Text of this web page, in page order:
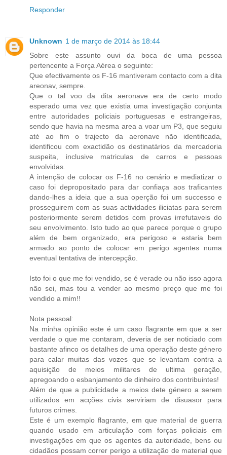
Responder
Unknown 1 de março de 2014 às 18:44
Sobre este assunto ouvi da boca de uma pessoa
pertencente a Força Aérea o seguinte:
Que efectivamente os F-16 mantiveram contacto com a dita
areonav, sempre.
Que o tal voo da dita aeronave era de certo modo
esperado uma vez que existia uma investigação conjunta
entre autoridades policiais portuguesas e estrangeiras,
sendo que havia na mesma area a voar um P3, que seguiu
até ao fim o trajecto da aeronave não identificada,
identificou com exactidão os destinatários da mercadoria
suspeita, inclusive matriculas de carros e pessoas
envolvidas.
A intenção de colocar os F-16 no cenário e mediatizar o
caso foi depropositado para dar confiaça aos traficantes
dando-lhes a ideia que a sua operção foi um successo e
prosseguirem com as suas actividades iliciatas para serem
posteriormente serem detidos com provas irrefutaveis do
seu envolvimento. Isto tudo ao que parece porque o grupo
além de bem organizado, era perigoso e estaria bem
armado ao ponto de colocar em perigo agentes numa
eventual tentativa de intercepção.
Isto foi o que me foi vendido, se é verade ou não isso agora
não sei, mas tou a vender ao mesmo preço que me foi
vendido a mim!!
Nota pessoal:
Na minha opinião este é um caso flagrante em que a ser
verdade o que me contaram, deveria de ser noticiado com
bastante afinco os detalhes de uma operação deste género
para calar muitas das vozes que se levantam contra a
aquisição de meios militares de ultima geração,
apregoando o esbanjamento de dinheiro dos contribuintes!
Além de que a publicidade a meios dete género a serem
utilizados em acções civis serviriam de disuasor para
futuros crimes.
Este é um exemplo flagrante, em que material de guerra
quando usado em articulação com forças policiais em
investigações em que os agentes da autoridade, bens ou
cidadãos possam correr perigo a utilização de material que